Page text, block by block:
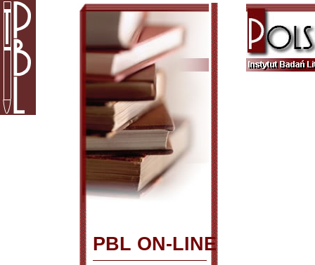
PBL ON-LINE